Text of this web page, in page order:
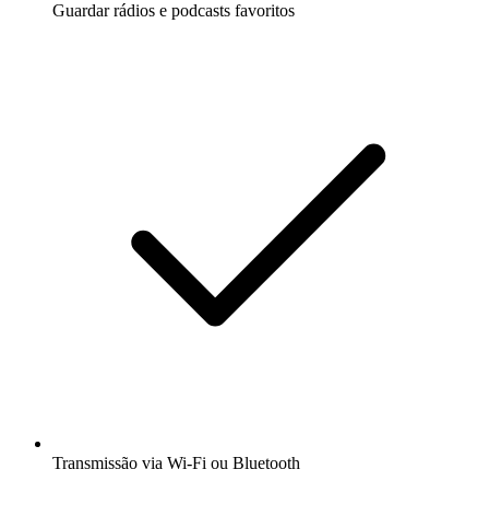
Guardar rádios e podcasts favoritos
Transmissão via Wi-Fi ou Bluetooth